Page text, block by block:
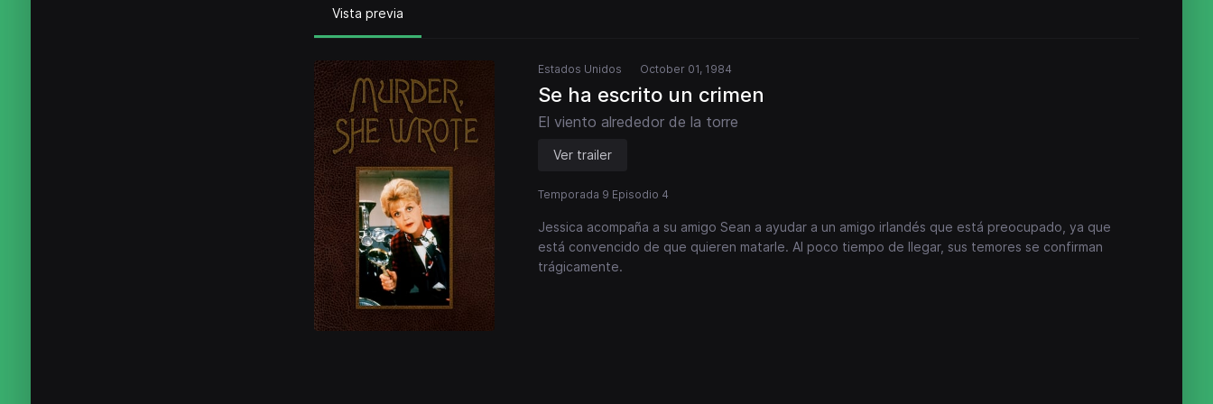
Vista previa
Estados Unidos October 01, 1984
Se ha escrito un crimen
El viento alrededor de la torre
Ver trailer
Temporada 9 Episodio 4
Jessica acompaña a su amigo Sean a ayudar a un amigo irlandés que está preocupado, ya que
está convencido de que quieren matarle. Al poco tiempo de llegar, sus temores se confirman
trágicamente.